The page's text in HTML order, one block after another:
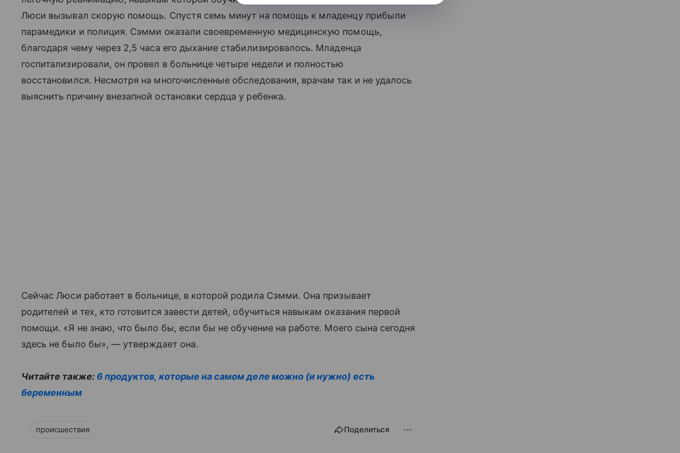
Люси вызывал скорую помощь. Спустя семь минут на помощь к младенцу прибыли
парамедики и полиция. Сэмми оказали своевременную медицинскую помощь,
благодаря чему через 2,5 часа его дыхание стабилизировалось. Младенца
госпитализировали, он провел в больнице четыре недели и полностью
восстановился. Несмотря на многочисленные обследования, врачам так и не удалось
выяснить причину внезапной остановки сердца у ребенка.
Сейчас Люси работает в больнице, в которой родила Сэмми. Она призывает
родителей и тех, кто готовится завести детей, обучиться навыкам оказания первой
помощи. «Я не знаю, что было бы, если бы не обучение на работе. Моего сына сегодня
здесь не было бы», — утверждает она.
Читайте также: 6 продуктов, которые на самом деле можно (и нужно) есть
беременным
происшествия Поделиться